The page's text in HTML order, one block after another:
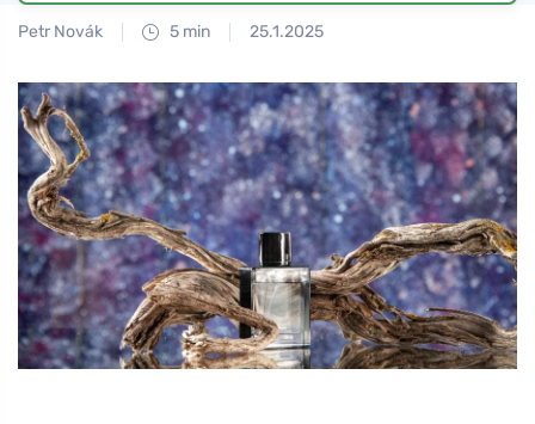
Petr Novák 5 min 25.1.2025